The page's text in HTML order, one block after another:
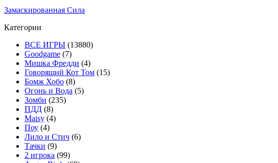
Замаскированная Сила
Категории
ВСЕ ИГРЫ (13880)
Goodgame (7)
Мишка Фредди (4)
Говорящий Кот Том (15)
Бомж Хобо (8)
Огонь и Вода (5)
Зомби (235)
ПДД (8)
Maisy (4)
Поу (4)
Лило и Стич (6)
Тачки (9)
2 игрока (99)